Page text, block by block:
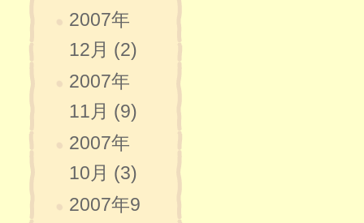
2007年
12月 (2)
2007年
11月 (9)
2007年
10月 (3)
2007年9